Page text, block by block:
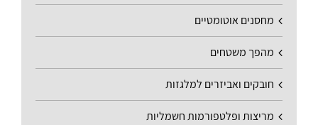
מחסנים אוטומטיים
מהפך משטחים
חובקים ואביזרים למלגזות
מריצות ופלטפורמות חשמליות